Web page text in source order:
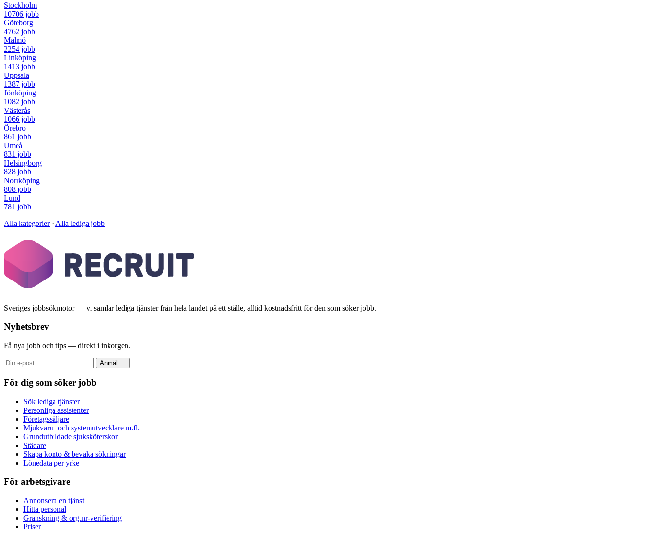
Stockholm
10706 jobb
Göteborg
4762 jobb
Malmö
2254 jobb
Linköping
1413 jobb
Uppsala
1387 jobb
Jönköping
1082 jobb
Västerås
1066 jobb
Örebro
861 jobb
Umeå
831 jobb
Helsingborg
828 jobb
Norrköping
808 jobb
Lund
781 jobb
Alla kategorier· Alla lediga jobb
Sveriges jobbsökmotor — vi samlar lediga tjänster från hela landet på ett ställe, alltid kostnadsfritt för den som söker jobb.
Nyhetsbrev
Få nya jobb och tips — direkt i inkorgen.
Anmäl …
För dig som söker jobb
Sök lediga tjänster
Personliga assistenter
Företagssäljare
Mjukvaru- och systemutvecklare m.fl.
Grundutbildade sjuksköterskor
Städare
Skapa konto & bevaka sökningar
Lönedata per yrke
För arbetsgivare
Annonsera en tjänst
Hitta personal
Granskning & org.nr-verifiering
Priser